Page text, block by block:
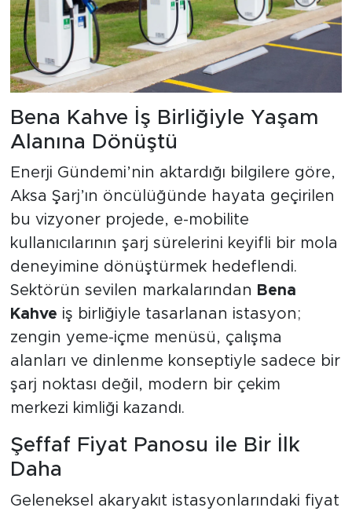
Bena Kahve İş Birliğiyle Yaşam
Alanına Dönüştü
Enerji Gündemi’nin aktardığı bilgilere göre,
Aksa Şarj’ın öncülüğünde hayata geçirilen
bu vizyoner projede, e-mobilite
kullanıcılarının şarj sürelerini keyifli bir mola
deneyimine dönüştürmek hedeflendi.
Sektörün sevilen markalarından Bena
Kahve iş birliğiyle tasarlanan istasyon;
zengin yeme-içme menüsü, çalışma
alanları ve dinlenme konseptiyle sadece bir
şarj noktası değil, modern bir çekim
merkezi kimliği kazandı.
Şeffaf Fiyat Panosu ile Bir İlk
Daha
Geleneksel akaryakıt istasyonlarındaki fiyat